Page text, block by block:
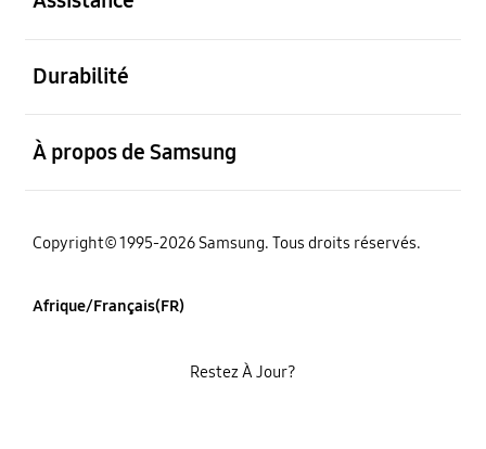
Durabilité
À propos de Samsung
Copyright© 1995-2026 Samsung. Tous droits réservés.
Afrique/Français(FR)
Restez À Jour?